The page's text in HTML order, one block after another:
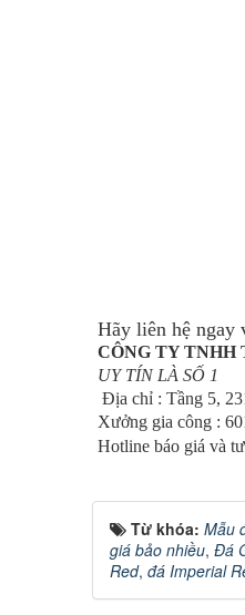
Hãy liên hệ ngay
CÔNG TY TNHH
UY TÍN LÀ SỐ 1
Địa chỉ : Tầng 5,
Xưởng gia công :
Hotline báo giá và
Từ khóa: Mẫu
giá bảo nhiều, Đá
Red, đá Imperial